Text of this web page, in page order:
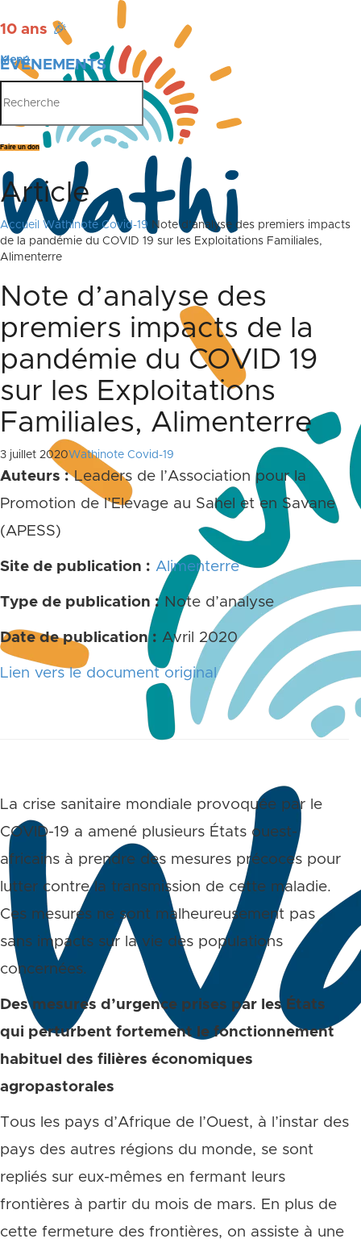
10 ans 🎉
ÉVÉNEMENTS
PUBLICATIONS
Menu
Faire un don
Article
Accueil Wathinote Covid-19 Note d’analyse des premiers impacts
de la pandémie du COVID 19 sur les Exploitations Familiales,
Alimenterre
Note d’analyse des
premiers impacts de la
pandémie du COVID 19
sur les Exploitations
Familiales, Alimenterre
3 juillet 2020Wathinote Covid-19
Auteurs :Leaders de l’Association pour la
Promotion de l’Elevage au Sahel et en Savane
(APESS)
Site de publication : Alimenterre
Type de publication : Note d’analyse
Date de publication : Avril 2020
Lien vers le document original
La crise sanitaire mondiale provoquée par le
COVID-19 a amené plusieurs États ouest-
africains à prendre des mesures précoces pour
lutter contre la transmission de cette maladie.
Ces mesures ne sont malheureusement pas
sans impacts sur la vie des populations
concernées.
Des mesures d’urgence prises par les États
qui perturbent fortement le fonctionnement
habituel des filières économiques
agropastorales
Tous les pays d’Afrique de l’Ouest, à l’instar des
pays des autres régions du monde, se sont
repliés sur eux-mêmes en fermant leurs
frontières à partir du mois de mars. En plus de
cette fermeture des frontières, on assiste à une